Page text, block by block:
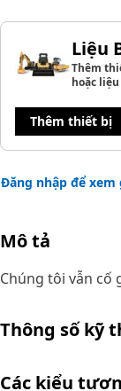
Liệu
Thêm
hoặc
Thêm thiết bị
Đăng nhập để xem
Mô tả
Chúng tôi vẫn cố
Thông số kỹ
Các kiểu